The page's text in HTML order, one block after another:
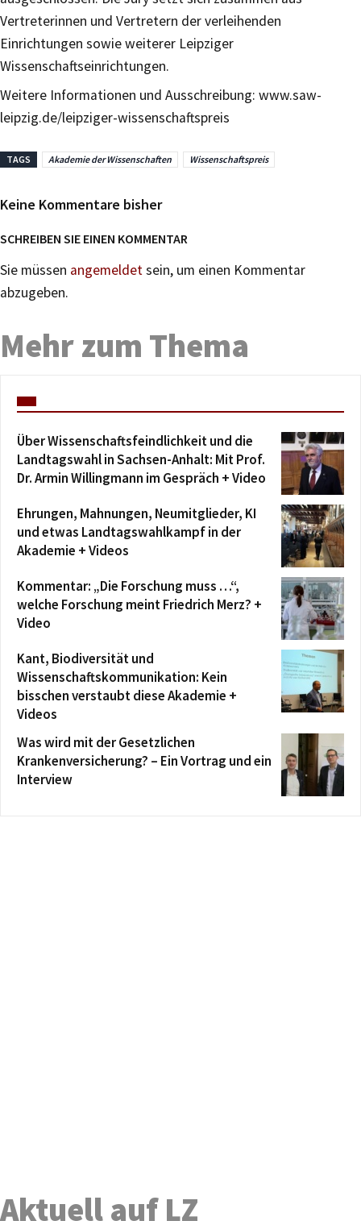
Vertreterinnen und Vertretern der verleihenden
Einrichtungen sowie weiterer Leipziger
Wissenschaftseinrichtungen.
Weitere Informationen und Ausschreibung: www.saw-
leipzig.de/leipziger-wissenschaftspreis
TAGS Akademie der Wissenschaften Wissenschaftspreis
Keine Kommentare bisher
SCHREIBEN SIE EINEN KOMMENTAR
Sie müssen angemeldetsein, um einen Kommentar
abzugeben.
Mehr zum Thema
Über Wissenschaftsfeindlichkeit und die
Landtagswahl in Sachsen-Anhalt: Mit Prof.
Dr. Armin Willingmann im Gespräch + Video
Ehrungen, Mahnungen, Neumitglieder, KI
und etwas Landtagswahlkampf in der
Akademie + Videos
Kommentar: „Die Forschung muss …“,
welche Forschung meint Friedrich Merz? +
Video
Kant, Biodiversität und
Wissenschaftskommunikation: Kein
bisschen verstaubt diese Akademie +
Videos
Was wird mit der Gesetzlichen
Krankenversicherung? – Ein Vortrag und ein
Interview
Aktuell auf LZ